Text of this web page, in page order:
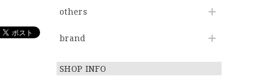
others
brand
SHOP INFO